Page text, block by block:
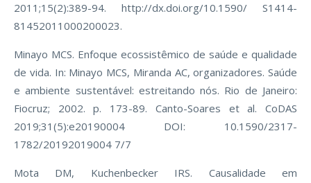
2011;15(2):389-94. http://dx.doi.org/10.1590/ S1414-
81452011000200023.
Minayo MCS. Enfoque ecossistêmico de saúde e qualidade
de vida. In: Minayo MCS, Miranda AC, organizadores. Saúde
e ambiente sustentável: estreitando nós. Rio de Janeiro:
Fiocruz; 2002. p. 173-89. Canto-Soares et al. CoDAS
2019;31(5):e20190004 DOI: 10.1590/2317-
1782/20192019004 7/7
Mota DM, Kuchenbecker IRS. Causalidade em